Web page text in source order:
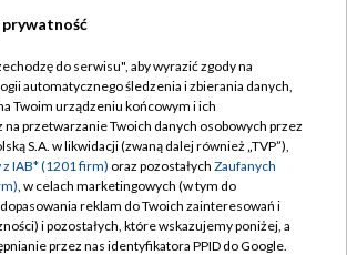
TVP
TVP
Cyfrowa
Regulamin TVP
Polityka prywatności
Moje zgody
Pomoc
prywatność
do serwisu", aby wyrazić zgody na
automatycznego śledzenia i zbierania danych,
Twoim urządzeniu końcowym i ich
przetwarzanie Twoich danych osobowych przez
S.A. w likwidacji (zwaną dalej również „TVP”),
IAB* (1201 firm) oraz pozostałych Zaufanych
, w celach marketingowych (w tym do
reklam do Twoich zainteresowań i
i pozostałych, które wskazujemy poniżej, a
przez nas identyfikatora PPID do Google.